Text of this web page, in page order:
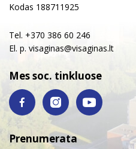
Kodas 188711925
Tel. +370 386 60 246
El. p. visaginas@visaginas.lt
Mes soc. tinkluose
Prenumerata